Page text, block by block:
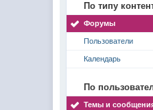
По типу
Форумы
Пользователи
Календарь
По
Темы и